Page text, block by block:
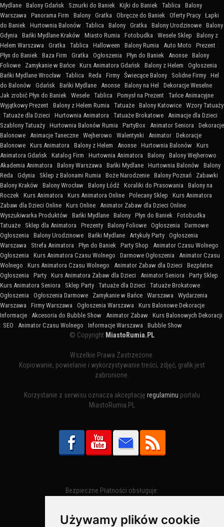
Używamy plików cookie
Mydlane : Balony Gdańsk : Sznurki do Baniek : Kijki do Baniek : Tablica : Balony
Warszawa : Panorama Firm : Balony : Gratka : Obręcze do Baniek : Oferty Pracy : Łapki
do Baniek : Hurtownia Balonów : Tablica : Balony : Gratka : Balony Urodzinowe : Balony
Gdynia : Bańki Mydlane Kraków : Miasto Rumia : Fotobudka : Wesele Sklep : Balony z
Helem Warszawa : Gratka : Tablica : Halloween : Balony Rumia : Auto Moto : Prezent :
Płyn do Baniek : Baza Firm : Gratka : Ogłoszenia : Płyn do Baniek : Anonse : Balony
Foliowe : Zamykanie w Bańce : Kurs Animatora Gdańsk : Balony z Helem : Ogłoszenia :
Bańki Mydlane Wrocław : Tablica : Reda : Firmy : Świecące Balony : Solidne Firmy : Hel
do Balonów : Gdańsk : Bańki Mydlane : Anonse : Balony na Hel : Dekoracje Weselne :
Jak zrobić Płyn do Baniek : Wesele : Tablica : Pomysł na Prezent : Tańce Animacyjne :
Wyjątkowy Prezent : Balony z Helem Rumia : Tatuaże : Balony Katowice : Wzory Tatuaży
: Tatuaże dla Dzieci : Hurtownia Animatora : Tatuaże Brokatowe : Animacje dla Dzieci :
Szablony Tatuaży : Hurtownia Balonów Rumia : PartyBox : Animator Seniora : Dekoracje
Balonowe : Animacje Taneczne : Wejherowo : Walentynki : Animator : Dekoracje
Balonowe : Kurs Animatora : Balony z Helem : Anonse : Hurtownia Balonów : Kurs
Animatora Gdańsk : Katalog Firm : Hurtownia Animatora : Balony : Balony Wejherowo :
Akademia Animatora : Balony Warszawa : Bańki Mydlane : Hurtownia Balonów : Balony
Reda : Gdynia : Sklep z Balonami Rumia : Boże Narodzenie : Balony Poznań : Zabawki :
Balony Kraków : Balony Wrocław : Balony Łódź : Koraliki do Prasowania : Balony na
Roczek : Kurs Animatora : Kurs Animatora Online : Polecany Sklep : Kurs Animatora
Zabaw dla Dzieci Online : Kurs Online : Animator Zabaw dla Dzieci Online :
Wyszukiwarka Produktów : Bańki Mydlane : Balony : Płyn do Baniek : Fotobudka :
Tatuaże : Sklep dla Animatora : Prezenty : Balony Foliowe : Ogłoszenia : Darmowe
Ogłoszenia : Balony Urodzinowe : Bańki Mydlane : Artykuły Party : Ogłoszenia
Warszawa : Strefa Animatora : Płyn do Baniek : Party Shop : Animator Czasu Wolnego :
Ogłoszenia : Kurs Animatora Czasu Wolnego : Darmowe Ogłoszenia : Animator Czasu
Wolnego : Kurs Animatora Czasu Wolnego : Animator Zabaw dla Dzieci : Bezpłatne
Ogłoszenia : Party : Kurs Animatora Zabaw dla Dzieci : Animator Seniora : Party Sklep :
Kurs Animatora Seniora : Sklep Party : Tatuaże dla Dzieci : Tatuaże Brokatowe :
Ogłoszenia : Ogłoszenia Darmowe : Zamykanie w Bańce : Warszawa : Wydarzenia
Warszawa : Firmy Warszawa : Ogłoszenia Warszawa : Kurs Balonowe Dekoracje :
Informacje : Akcesoria do Bubble Show : Animator Zabaw : Kurs Balonowych Dekoracji
: SEO : Animator Czasu Wolnego : Informacje Warszawa : Bubble Show
© Copyright MiastoRumia.PL
Wszelkie Prawa Zastrzeżone.
Kopiowanie, powielanie i wykorzystywanie treści, zdjęć, grafik jest
zabronione.
Korzystanie z serwisu oznacza akceptację regulaminu portalu
MiastoRumia.PL
Bezpieczne Płatności obsługuje: